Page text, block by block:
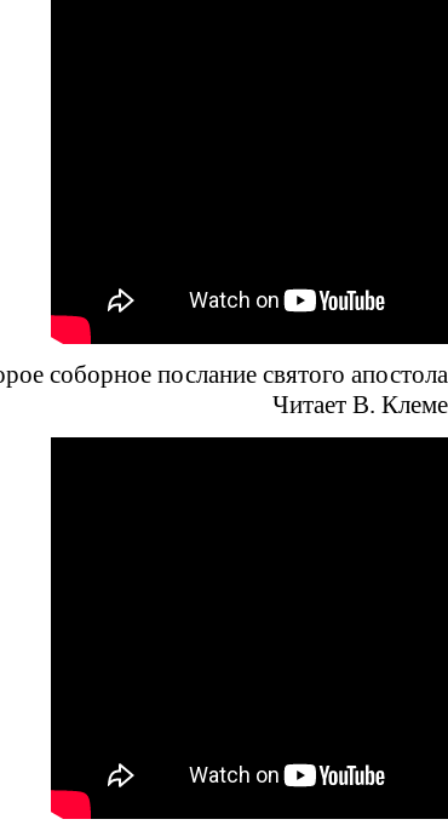
соборное послание святого
Читает В.